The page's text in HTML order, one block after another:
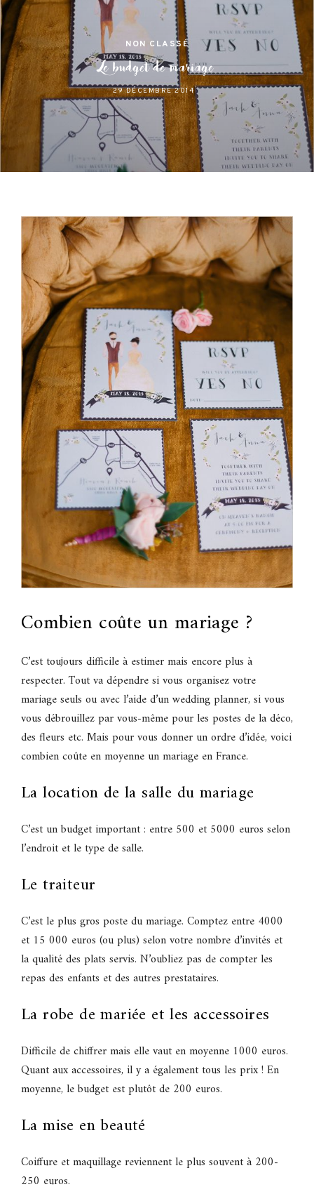
NON CLASSÉ
Le budget de mariage
29 DÉCEMBRE 2014
Combien coûte un mariage ?
C’est toujours difficile à estimer mais encore plus à
respecter. Tout va dépendre si vous organisez votre
mariage seuls ou avec l’aide d’un wedding planner, si vous
vous débrouillez par vous-même pour les postes de la déco,
des fleurs etc. Mais pour vous donner un ordre d’idée, voici
combien coûte en moyenne un mariage en France.
La location de la salle du mariage
C’est un budget important : entre 500 et 5000 euros selon
l’endroit et le type de salle.
Le traiteur
C’est le plus gros poste du mariage. Comptez entre 4000
et 15 000 euros (ou plus) selon votre nombre d’invités et
la qualité des plats servis. N’oubliez pas de compter les
repas des enfants et des autres prestataires.
La robe de mariée et les accessoires
Difficile de chiffrer mais elle vaut en moyenne 1000 euros.
Quant aux accessoires, il y a également tous les prix ! En
moyenne, le budget est plutôt de 200 euros.
La mise en beauté
Coiffure et maquillage reviennent le plus souvent à 200-
250 euros.